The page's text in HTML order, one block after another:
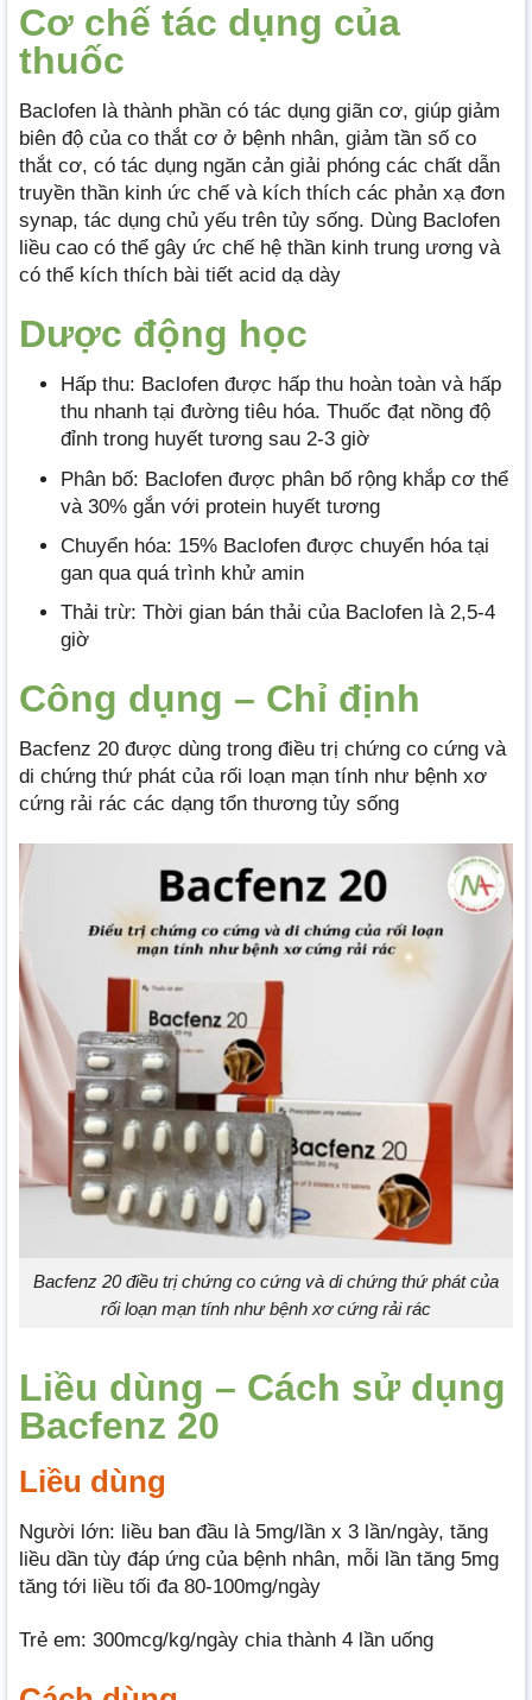
Cơ chế tác dụng của
thuốc
Baclofen là thành phần có tác dụng giãn cơ, giúp giảm
biên độ của co thắt cơ ở bệnh nhân, giảm tần số co
thắt cơ, có tác dụng ngăn cản giải phóng các chất dẫn
truyền thần kinh ức chế và kích thích các phản xạ đơn
synap, tác dụng chủ yếu trên tủy sống. Dùng Baclofen
liều cao có thể gây ức chế hệ thần kinh trung ương và
có thể kích thích bài tiết acid dạ dày
Dược động học
Hấp thu: Baclofen được hấp thu hoàn toàn và hấp
thu nhanh tại đường tiêu hóa. Thuốc đạt nồng độ
đỉnh trong huyết tương sau 2-3 giờ
Phân bố: Baclofen được phân bố rộng khắp cơ thể
và 30% gắn với protein huyết tương
Chuyển hóa: 15% Baclofen được chuyển hóa tại
gan qua quá trình khử amin
Thải trừ: Thời gian bán thải của Baclofen là 2,5-4
giờ
Công dụng – Chỉ định
Bacfenz 20 được dùng trong điều trị chứng co cứng và
di chứng thứ phát của rối loạn mạn tính như bệnh xơ
cứng rải rác các dạng tổn thương tủy sống
Bacfenz 20 điều trị chứng co cứng và di chứng thứ phát của
rối loạn mạn tính như bệnh xơ cứng rải rác
Liều dùng – Cách sử dụng
Bacfenz 20
Liều dùng
Người lớn: liều ban đầu là 5mg/lần x 3 lần/ngày, tăng
liều dần tùy đáp ứng của bệnh nhân, mỗi lần tăng 5mg
tăng tới liều tối đa 80-100mg/ngày
Trẻ em: 300mcg/kg/ngày chia thành 4 lần uống